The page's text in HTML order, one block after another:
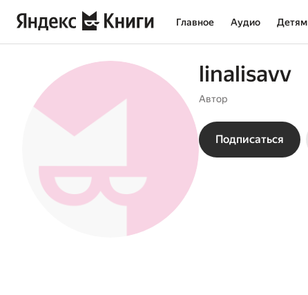
Главное Аудио Детям
linalisavv
Автор
Подписаться